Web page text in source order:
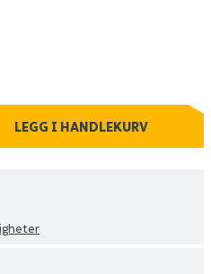
LEGG I HANDLEKURV